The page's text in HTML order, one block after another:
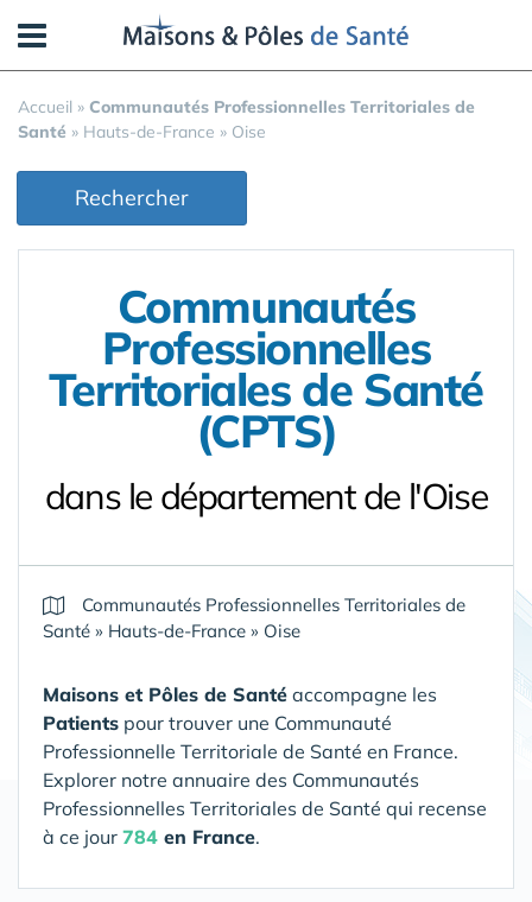
Accueil » Communautés Professionnelles Territoriales de
Santé » Hauts-de-France » Oise
Rechercher
Communautés
Professionnelles
Territoriales de Santé
(CPTS)
dans le département de l'Oise
Communautés Professionnelles Territoriales de
Santé » Hauts-de-France » Oise
Maisons et Pôles de Santé accompagne les
Patients pour trouver une Communauté
Professionnelle Territoriale de Santé en France.
Explorer notre annuaire des Communautés
Professionnelles Territoriales de Santé qui recense
à ce jour 784 en France.
Panneau de gestion des cookies